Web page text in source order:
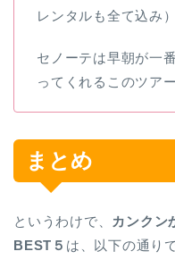
レンタルも全て込み）
セノーテは早朝が一
ってくれるこのツア
まとめ
というわけで、 カンクン
BEST５ は、以下の通り